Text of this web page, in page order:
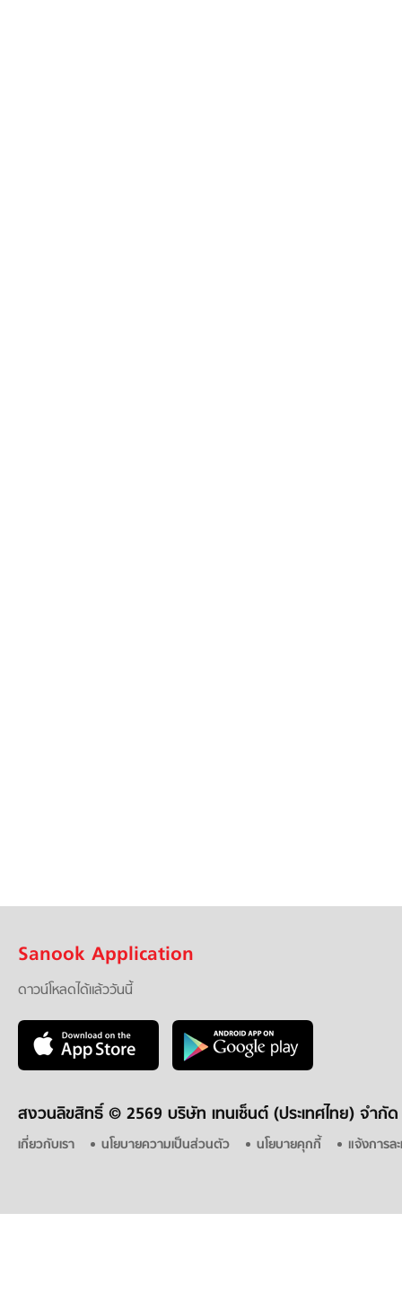
Sanook Application
ดาวน์โหลดได้แล้ววันนี้
สงวนลิขสิทธิ์ © 2569 บริษัท เทนเซ็นต์ (ประเทศไทย) จำกัด
เกี่ยวกับเรา นโยบายความเป็นส่วนตัว นโยบายคุกกี้ แจ้งการล